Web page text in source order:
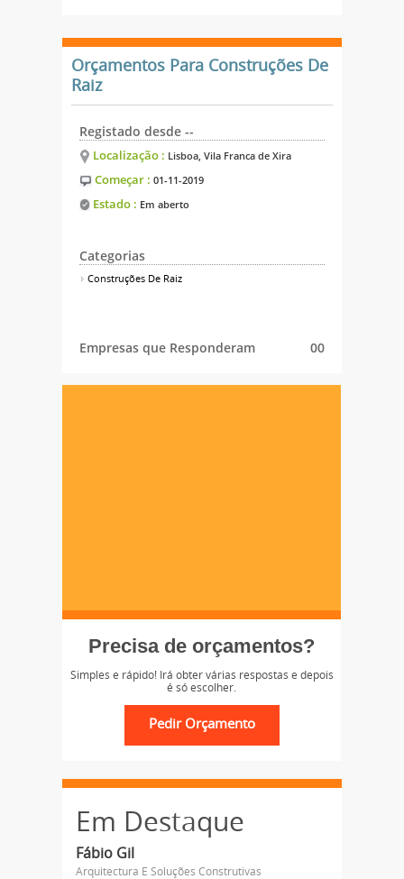
Orçamentos Para Construções De
Raiz
Registado desde --
Localização : Lisboa, Vila Franca de Xira
Começar : 01-11-2019
Estado : Em aberto
Categorias
Construções De Raiz
Empresas que Responderam 00
Precisa de orçamentos?
Simples e rápido! Irá obter várias respostas e depois
é só escolher.
Em Destaque
Fábio Gil
Arquitectura E Soluções Construtivas